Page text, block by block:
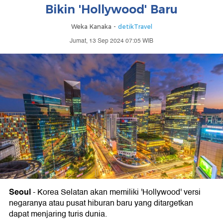
Bikin 'Hollywood' Baru
Weka Kanaka - detikTravel
Jumat, 13 Sep 2024 07:05 WIB
Seoul-Korea Selatan akan memiliki 'Hollywood' versi
negaranya atau pusat hiburan baru yang ditargetkan
dapat menjaring turis dunia.